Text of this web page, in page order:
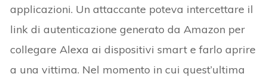
applicazioni. Un attaccante poteva intercettare il
link di autenticazione generato da Amazon per
collegare Alexa ai dispositivi smart e farlo aprire
a una vittima. Nel momento in cui quest’ultima